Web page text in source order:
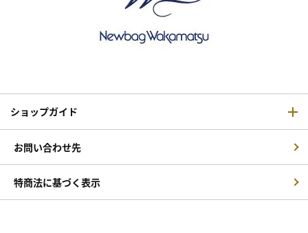
ショップガイド
お問い合わせ先
特商法に基づく表示